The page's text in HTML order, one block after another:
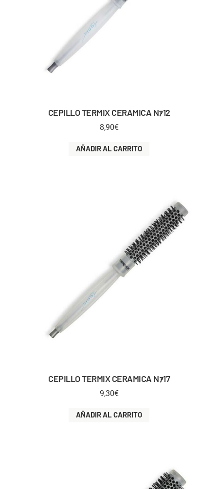
CEPILLO TERMIX CERAMICA Nｧ12
8,90€
AÑADIR AL CARRITO
CEPILLO TERMIX CERAMICA Nｧ17
9,30€
AÑADIR AL CARRITO